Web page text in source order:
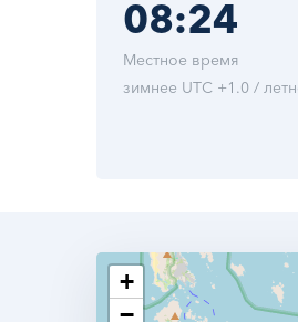
08:24
Местное время
зимнее UTC +1.0 /
+
−